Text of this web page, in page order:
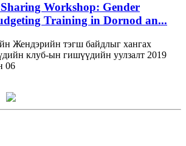
Workshop: Gender
Training in Dornod an...
Жендэрийн тэгш байдлыг хангах
клуб-ын гишүүдийн уулзалт 2019
06